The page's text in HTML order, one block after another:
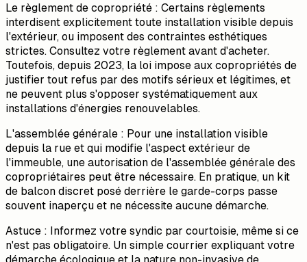
Le règlement de copropriété : Certains règlements
interdisent explicitement toute installation visible depuis
l'extérieur, ou imposent des contraintes esthétiques
strictes. Consultez votre règlement avant d'acheter.
Toutefois, depuis 2023, la loi impose aux copropriétés de
justifier tout refus par des motifs sérieux et légitimes, et
ne peuvent plus s'opposer systématiquement aux
installations d'énergies renouvelables.
L'assemblée générale : Pour une installation visible
depuis la rue et qui modifie l'aspect extérieur de
l'immeuble, une autorisation de l'assemblée générale des
copropriétaires peut être nécessaire. En pratique, un kit
de balcon discret posé derrière le garde-corps passe
souvent inaperçu et ne nécessite aucune démarche.
Astuce : Informez votre syndic par courtoisie, même si ce
n'est pas obligatoire. Un simple courrier expliquant votre